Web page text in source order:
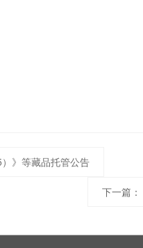
》等藏品托管公告
下一篇：